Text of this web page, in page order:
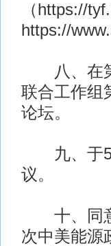
（https://
https://
八、在第
联合工作组
论坛。
九、于5
议。
十、同意
次中美能源